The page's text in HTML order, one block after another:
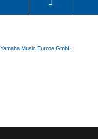
Yamaha Music Europe GmbH